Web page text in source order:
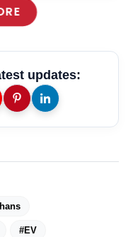
updates:
#EV